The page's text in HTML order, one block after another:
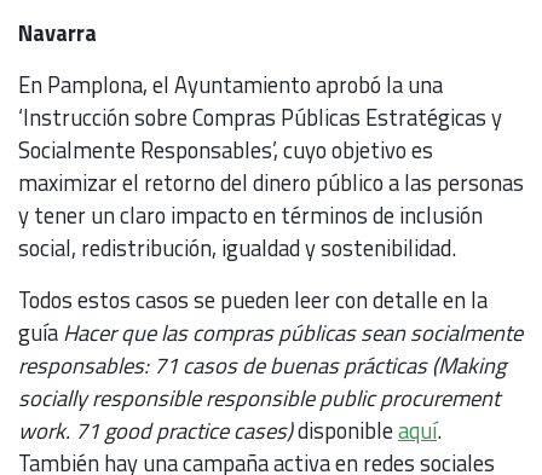
Navarra
En Pamplona, el Ayuntamiento aprobó la una
‘Instrucción sobre Compras Públicas Estratégicas y
Socialmente Responsables’, cuyo objetivo es
maximizar el retorno del dinero público a las personas
y tener un claro impacto en términos de inclusión
social, redistribución, igualdad y sostenibilidad.
Todos estos casos se pueden leer con detalle en la
guíaHacer que las compras públicas sean socialmente
responsables: 71 casos de buenas prácticas (Making
socially responsible responsible public procurement
work. 71 good practice cases)disponibleaquí.
También hay una campaña activa en redes sociales